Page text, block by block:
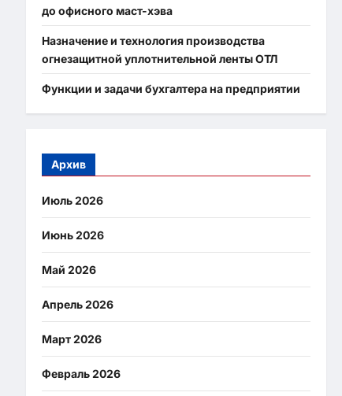
до офисного маст-хэва
Назначение и технология производства
огнезащитной уплотнительной ленты ОТЛ
Функции и задачи бухгалтера на предприятии
Архив
Июль 2026
Июнь 2026
Май 2026
Апрель 2026
Март 2026
Февраль 2026